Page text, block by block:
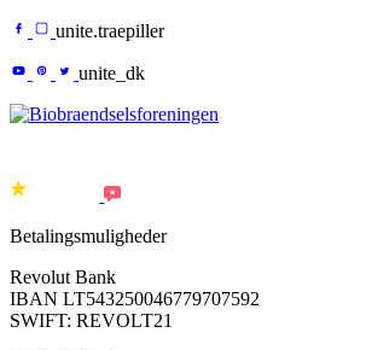
unite.traepiller
unite_dk
Betalingsmuligheder
Revolut Bank
IBAN LT543250046779707592
SWIFT: REVOLT21